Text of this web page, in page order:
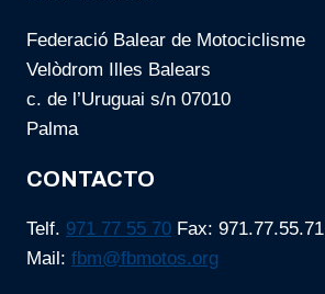
Federació Balear de Motociclisme
Velòdrom Illes Balears
c. de l’Uruguai s/n 07010
Palma
CONTACTO
Telf. 971 77 55 70 Fax: 971.77.55.71
Mail: fbm@fbmotos.org